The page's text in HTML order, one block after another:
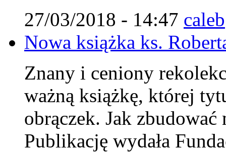
27/03/2018 - 14:47 caleb
Nowa książka ks.
Znany i ceniony
ważną książkę, której
obrączek. Jak zbudować
Publikację wydała